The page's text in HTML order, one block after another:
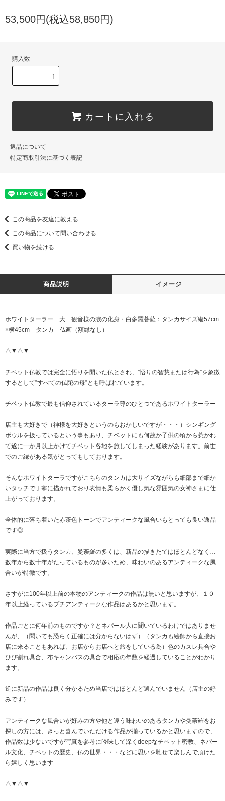
53,500円(税込58,850円)
購入数
カートに入れる
返品について
特定商取引法に基づく表記
この商品を友達に教える
この商品について問い合わせる
買い物を続ける
商品説明 イメージ
ホワイトターラー 大 観音様の涙の化身・白多羅菩薩：タンカサイズ縦57cm
×横45cm タンカ 仏画（額縁なし）
△▼△▼
チベット仏教では完全に悟りを開いた仏とされ、”悟りの智慧または行為”を象徴
するとして”すべての仏陀の母”とも呼ばれています。
チベット仏教で最も信仰されているターラ尊のひとつであるホワイトターラー
店主も大好きで（神様を大好きというのもおかしいですが・・・）シンギング
ボウルを扱っているという事もあり、チベットにも何故か子供の頃から惹かれ
て遂に一か月以上かけてチベット各地を旅してしまった経験があります。前世
でのご縁がある気がとってもしております。
そんなホワイトターラですがこちらのタンカは大サイズながらも細部まで細か
いタッチで丁寧に描かれており表情も柔らかく優し気な雰囲気の女神さまに仕
上がっております。
全体的に落ち着いた赤茶色トーンでアンティークな風合いもとっても良い逸品
です◎
実際に当方で扱うタンカ、曼荼羅の多くは、新品の描きたてはほとんどなく…
数年から数十年がたっているものが多いため、味わいのあるアンティークな風
合いが特徴です。
さすがに100年以上前の本物のアンティークの作品は無いと思いますが、１０
年以上経っているプチアンティークな作品はあるかと思います。
作品ごとに何年前のものですか？とネパール人に聞いているわけではありませ
んが、（聞いても恐らく正確には分からないはず）（タンカも絵師から直接お
店に来ることもあれば、お店からお店へと旅をしている為）色のカスレ具合や
ひび割れ具合、布キャンバスの具合で相応の年数を経過していることがわかり
ます。
逆に新品の作品は良く分かるため当店ではほとんど選んでいません（店主の好
みです）
アンティークな風合いが好みの方や他と違う味わいのあるタンカや曼荼羅をお
探しの方には、きっと喜んでいただける作品が揃っているかと思いますので、
作品数は少ないですが写真を参考に吟味して深くdeepなチベット密教、ネパー
ル文化、チベットの歴史、仏の世界・・・などに思いを馳せて楽しんで頂けた
ら嬉しく思います
△▼△▼